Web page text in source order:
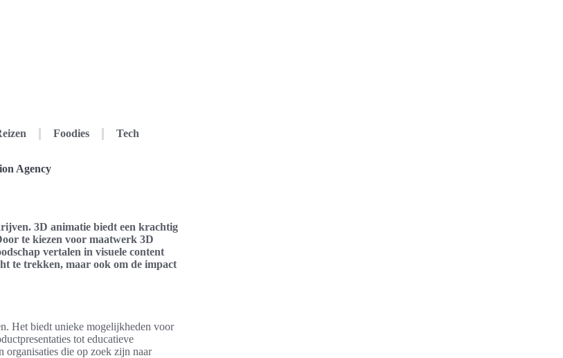
Foodies Tech
Agency
3D animatie biedt een krachtig
te kiezen voor maatwerk 3D
vertalen in visuele content
te trekken, maar ook om de impact
Het biedt unieke mogelijkheden voor
tot educatieve
die op zoek zijn naar